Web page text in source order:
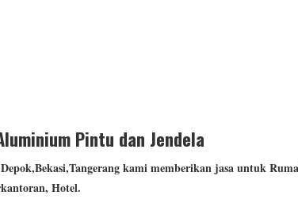
Pintu dan Jendela
kami memberikan jasa untuk
Hotel.